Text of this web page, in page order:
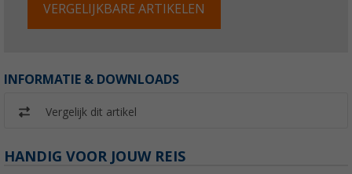
VERGELIJKBARE ARTIKELEN
INFORMATIE & DOWNLOADS
Vergelijk dit artikel
HANDIG VOOR JOUW REIS